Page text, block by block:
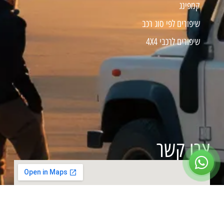
קמפינג
שיפורים לפי סוג רכב
שיפורים לרכבי 4X4
צרו קשר